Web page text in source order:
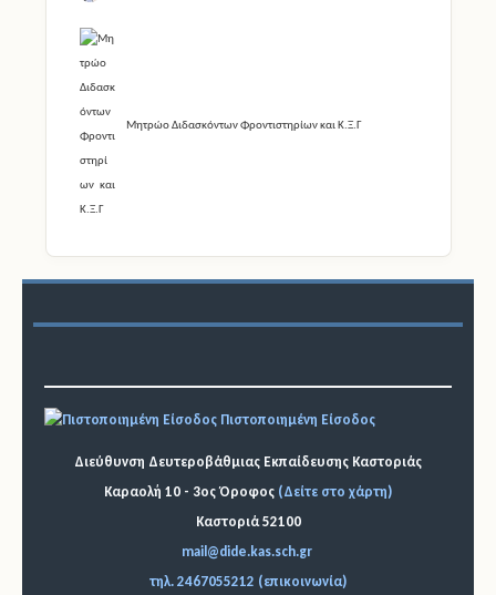
Μητρώο Διδασκόντων Φροντιστηρίων και Κ.Ξ.Γ
Πιστοποιημένη Είσοδος
Διεύθυνση Δευτεροβάθμιας Εκπαίδευσης Καστοριάς
Καραολή 10 - 3ος Όροφος (Δείτε στο χάρτη)
Καστοριά 52100
mail@dide.kas.sch.gr
τηλ. 2467055212 (επικοινωνία)